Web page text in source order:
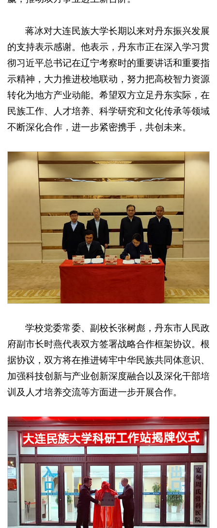
蒋冰对大连民族大学长期以来对丹东振兴发展
的支持表示感谢。他表示，丹东市正在深入学习贯
彻习近平总书记在辽宁考察时的重要讲话和重要指
示精神，大力推进校地联动，努力把高校智力资源
转化为地方产业动能。希望双方立足丹东实际，在
民族工作、人才培养、科学研究和文化传承等领域
不断深化合作，进一步紧密携手，共创未来。
学校党委常委、副校长张树彪，丹东市人民政
府副市长时燕代表双方签署战略合作框架协议。根
据协议，双方将在推进铸牢中华民族共同体意识、
加强科技创新与产业创新深度融合以及深化干部培
训及人才培养交流等方面进一步开展合作。